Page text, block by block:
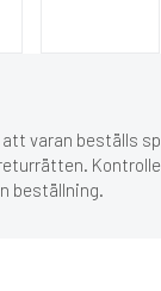
att varan beställs
beställning.